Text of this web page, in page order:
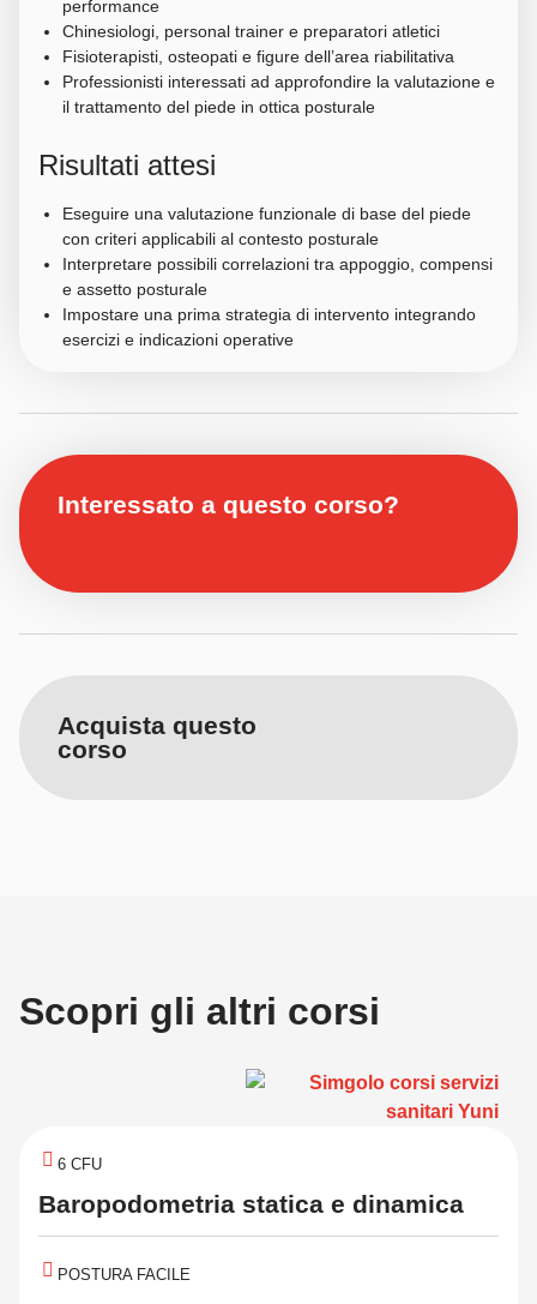
performance
Chinesiologi, personal trainer e preparatori atletici
Fisioterapisti, osteopati e figure dell’area riabilitativa
Professionisti interessati ad approfondire la valutazione e
il trattamento del piede in ottica posturale
Risultati attesi
Eseguire una valutazione funzionale di base del piede
con criteri applicabili al contesto posturale
Interpretare possibili correlazioni tra appoggio, compensi
e assetto posturale
Impostare una prima strategia di intervento integrando
esercizi e indicazioni operative
Interessato a questo corso?
Acquista questo
corso
Scopri gli altri corsi
6 CFU
Baropodometria statica e dinamica
POSTURA FACILE